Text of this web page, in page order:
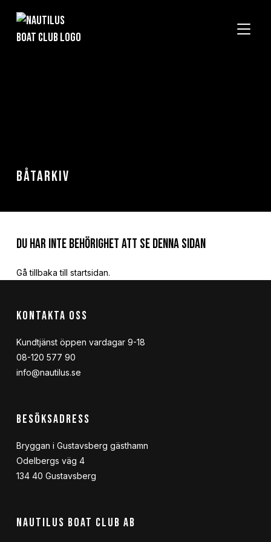
SLÅ
Båtarkiv
Du har inte behörighet att se denna sidan
Gå tillbakatill startsidan.
KONTAKTA OSS
Kundtjänst öppen vardagar 9-18
08-120 577 90
info@nautilus.se
BESÖKSADRESS
Bryggan i Gustavsberg gästhamn
Odelbergs väg 4
134 40 Gustavsberg
NAUTILUS BOAT CLUB AB